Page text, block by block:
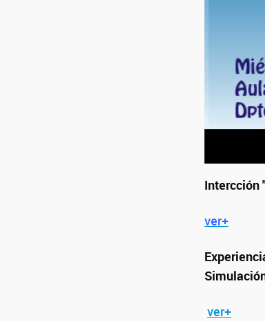
Intercción
ver+
ver+